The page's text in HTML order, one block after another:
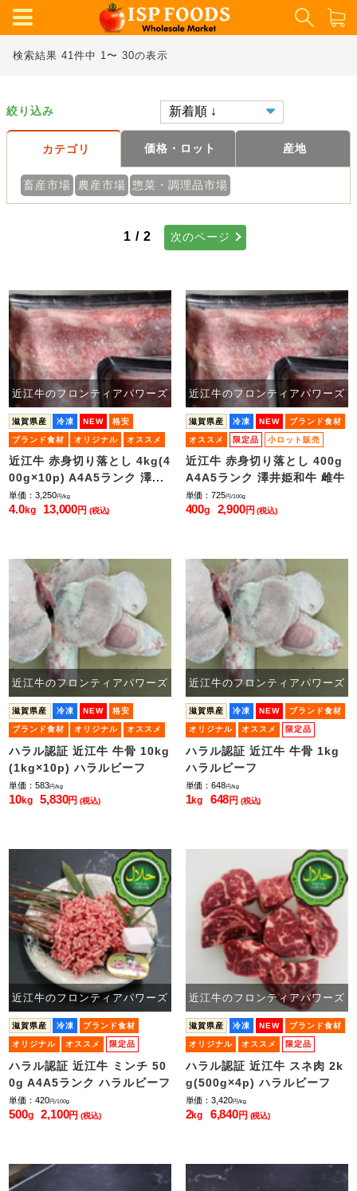
検索結果 41件中 1〜 30の表示
絞り込み
カテゴリ 価格・ロット 産地
畜産市場 農産市場 惣菜・調理品市場
1 / 2 次のページ
近江牛のフロンティアパワーズ
滋賀県産 冷凍 NEW 格安
ブランド食材 オリジナル オススメ
限定品
近江牛 赤身切り落とし 4kg(4
00g×10p) A4A5ランク 澤...
単価：3,250円/kg
4.0kg 13,000円 (税込)
近江牛のフロンティアパワーズ
滋賀県産 冷凍 NEW ブランド食材
オススメ 限定品 小ロット販売
近江牛 赤身切り落とし 400g
A4A5ランク 澤井姫和牛 雌牛
単価：725円/100g
400g 2,900円(税込)
近江牛のフロンティアパワーズ
滋賀県産 冷凍 NEW 格安
ブランド食材 オリジナル オススメ
限定品
ハラル認証 近江牛 牛骨 10kg
(1kg×10p) ハラルビーフ
単価：583円/kg
10kg 5,830円(税込)
近江牛のフロンティアパワーズ
滋賀県産 冷凍 NEW ブランド食材
オリジナル オススメ 限定品
小ロット販売
ハラル認証 近江牛 牛骨 1kg
ハラルビーフ
単価：648円/kg
1kg 648円 (税込)
近江牛のフロンティアパワーズ
滋賀県産 冷凍 ブランド食材
オリジナル オススメ 限定品
小ロット販売
ハラル認証 近江牛 ミンチ 50
0g A4A5ランク ハラルビーフ
単価：420円/100g
500g 2,100円(税込)
近江牛のフロンティアパワーズ
滋賀県産 冷凍 NEW ブランド食材
オリジナル オススメ 限定品
小ロット販売
ハラル認証 近江牛 スネ肉 2k
g(500g×4p) ハラルビーフ
単価：3,420円/kg
2kg 6,840円 (税込)